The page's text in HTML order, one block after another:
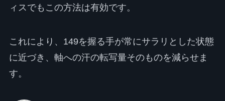
ィスでもこの方法は有効です。
これにより、149を握る手が常にサラリとした状態
に近づき、軸への汗の転写量そのものを減らせま
す。